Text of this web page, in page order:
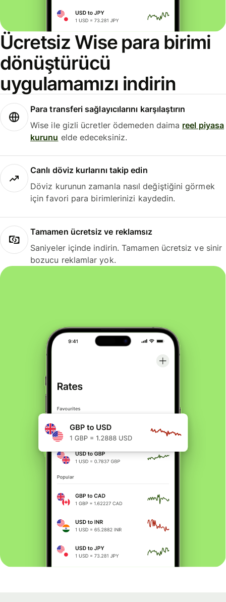
Ücretsiz Wise para birimi
dönüştürücü
uygulamamızı indirin
Para transferi sağlayıcılarını karşılaştırın
Wise ile gizli ücretler ödemeden daima reel piyasa
kurunu elde edeceksiniz.
Canlı döviz kurlarını takip edin
Döviz kurunun zamanla nasıl değiştiğini görmek
için favori para birimlerinizi kaydedin.
Tamamen ücretsiz ve reklamsız
Saniyeler içinde indirin. Tamamen ücretsiz ve sinir
bozucu reklamlar yok.